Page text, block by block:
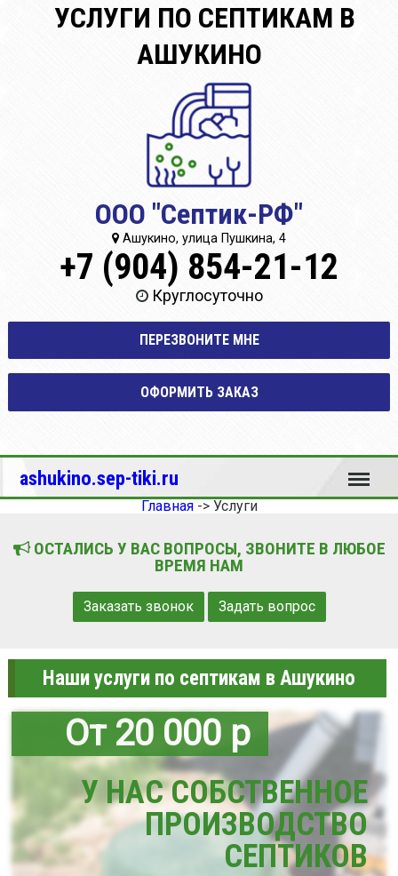
УСЛУГИ ПО СЕПТИКАМ В
АШУКИНО
ООО "Септик-РФ"
Ашукино, улица Пушкина, 4
+7 (904) 854-21-12
Круглосуточно
ПЕРЕЗВОНИТЕ МНЕ
ОФОРМИТЬ ЗАКАЗ
ashukino.sep-tiki.ru Меню
Главная-> Услуги
ОСТАЛИСЬ У ВАС ВОПРОСЫ, ЗВОНИТЕ В ЛЮБОЕ
ВРЕМЯ НАМ
Заказать звонок Задать вопрос
Наши услуги по септикам в Ашукино
От 20 000 р
У НАС СОБСТВЕННОЕ
ПРОИЗВОДСТВО
СЕПТИКОВ